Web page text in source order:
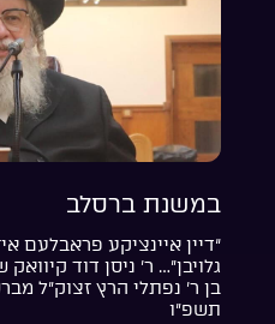
במשנת ברסלב
“דיין איינציקע פראבלעם
גלויבן”… ר’ ניסן דוד
בן ר’ נפתלי הרץ זצוק”ל
תשפ”ו